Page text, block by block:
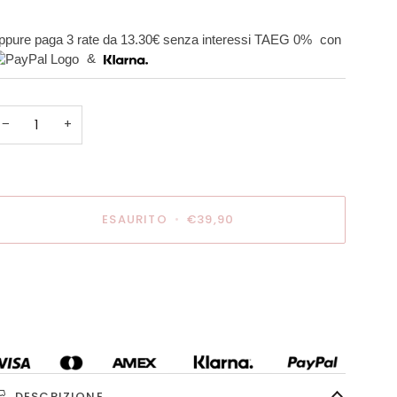
paga 3 rate da 13.30€senza interessi TAEG 0% con
&
− +
ESAURITO • €39,90